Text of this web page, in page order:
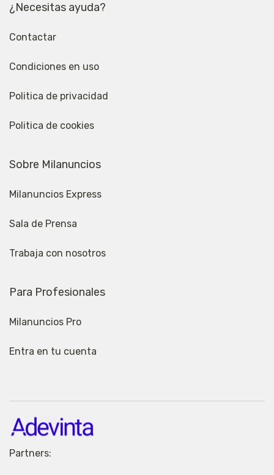
¿Necesitas ayuda?
Contactar
Condiciones en uso
Politica de privacidad
Politica de cookies
Sobre Milanuncios
Milanuncios Express
Sala de Prensa
Trabaja con nosotros
Para Profesionales
Milanuncios Pro
Entra en tu cuenta
Partners: